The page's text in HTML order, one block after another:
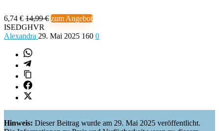
6,74 € 14,99 € zum Angebot
ISEDGHVR
Alexandra 29. Mai 2025 160 0
Hinweis: Dieser Beitrag wurde am 29. Mai 2025 veröffentlicht.